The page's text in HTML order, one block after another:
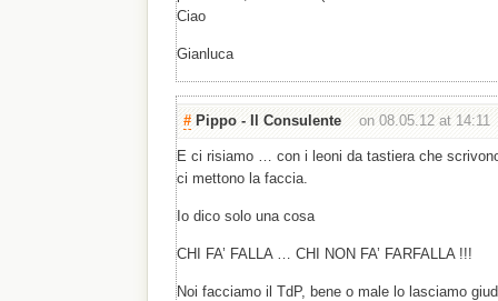
Ciao
Gianluca
# Pippo - Il Consulente on 08.05.12 at 14:11
E ci risiamo … con i leoni da tastiera che
ci mettono la faccia.
Io dico solo una cosa
CHI FA’ FALLA … CHI NON FA’ FARFALLA !!!
Noi facciamo il TdP, bene o male lo lasciamo